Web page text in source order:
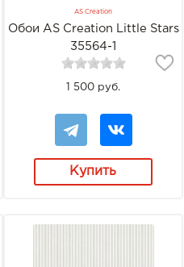
AS Creation
Обои AS Creation Little Stars
35564-1
1 500 руб.
Купить